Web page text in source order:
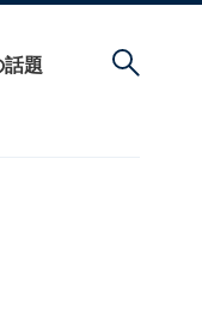
話題